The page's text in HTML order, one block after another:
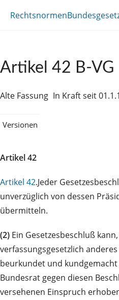
Rechtsnormen
Artikel 42 B-VG
Alte Fassung In Kraft seit
Versionen
Artikel 42
Artikel 42.Jeder
unverzüglich von dessen
übermitteln.
(2) Ein Gesetzesbeschluß
verfassungsgesetzlich
beurkundet und
Bundesrat gegen diesen
versehenen Einspruch